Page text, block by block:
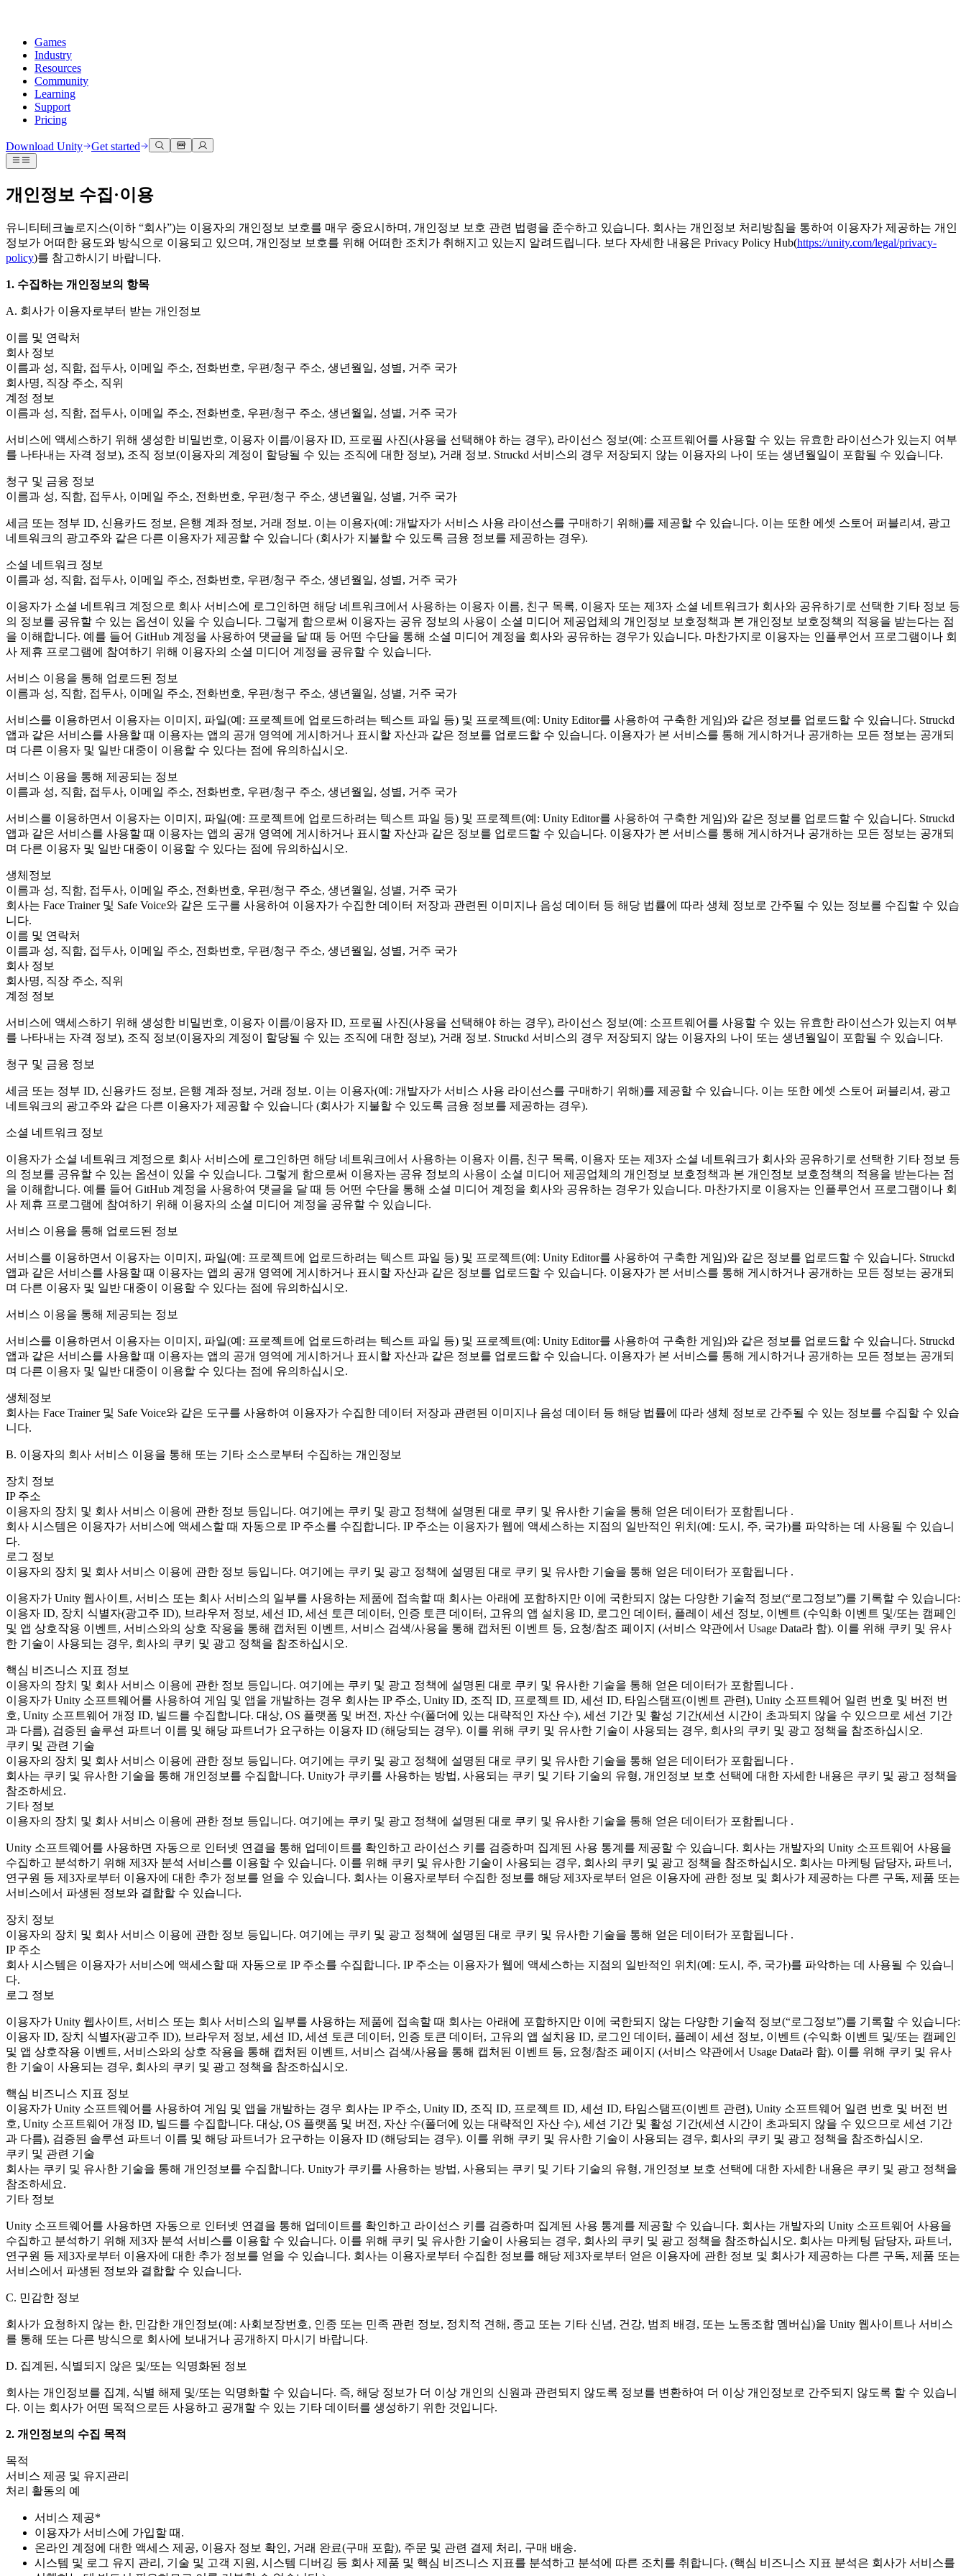
Games
Industry
Resources
Community
Learning
Support
Pricing
Unity Engine
Collaborate and iterate quickly with your team
Download Unity
Plans and pricing
Deploy
Multiplatform
LiveOps
Post-launch insights and live game ops
Grow
User acquisition
Get discovered and acquire mobile users
In-App Purchase
Manage IAP across stores and D2C
Monetization
Advertise with Unity
Monetize with Unity
Use cases
Mobile Games
Build & grow mobile hits with Unity
Indie Games
Ship big games with small teams
XR Games
Multiplayer Games
3D collaboration
Train in immersive environments
Customer experiences
Create interactive 3D experiences
Industries
Manufacturing
Retail
Transform in-store experiences into online ones
Automotive
Boost innovation and in-car experiences
See all industries
Documentation
Official user manuals and API references
Developer tools
Release versions and issue tracker
Roadmap
Review upcoming features
Glossary
Library of technical terms
Insights
Case studies
Real-world success stories
Best practice guides
Expert tips and tricks
Demos
Demos, samples, and building blocks
All resources
What's new
Blog
Updates, information, and technical tips
News
News, stories, and press center
Discussions
Discuss, problem-solve, and connect
Events
Global and local events
Community stories
Made with Unity
Showcasing Unity creators
Livestreams
Join devs, creators, and insiders
Unity Awards
Celebrating Unity creators worldwide
Unity Learn
Level up your team with Unity trainers
New to Unity
Getting started
Kickstart your learning
Unity Essential Pathways
How-to Guides
Actionable tips and best practices
Education
For students
Kickstart your career
For educators
Supercharge your teaching
Education Grant License
Certifications
Get help
Reach your goals faster with expert support
FAQ
Answers to common questions
Connect with our team
Download Unity Get started
개인정보 수집·이용
유니티테크놀로지스(이하 “회사”)는 이용자의 개인정보 보호를 매우 중요시하며, 개인정보 보호 관련 법령을 준수하고 있습니다. 회사는 개인정보 처리방침을 통하여 이용자가 제공하는 개인
정보가 어떠한 용도와 방식으로 이용되고 있으며, 개인정보 보호를 위해 어떠한 조치가 취해지고 있는지 알려드립니다. 보다 자세한 내용은 Privacy Policy Hub(https://unity.com/legal/privacy-
policy)를 참고하시기 바랍니다.
1. 수집하는 개인정보의 항목
A. 회사가 이용자로부터 받는 개인정보
이름 및 연락처
회사 정보
이름과 성, 직함, 접두사, 이메일 주소, 전화번호, 우편/청구 주소, 생년월일, 성별, 거주 국가
회사명, 직장 주소, 직위
계정 정보
이름과 성, 직함, 접두사, 이메일 주소, 전화번호, 우편/청구 주소, 생년월일, 성별, 거주 국가
서비스에 액세스하기 위해 생성한 비밀번호, 이용자 이름/이용자 ID, 프로필 사진(사용을 선택해야 하는 경우), 라이선스 정보(예: 소프트웨어를 사용할 수 있는 유효한 라이선스가 있는지 여부
를 나타내는 자격 정보), 조직 정보(이용자의 계정이 할당될 수 있는 조직에 대한 정보), 거래 정보. Struckd 서비스의 경우 저장되지 않는 이용자의 나이 또는 생년월일이 포함될 수 있습니다.
청구 및 금융 정보
이름과 성, 직함, 접두사, 이메일 주소, 전화번호, 우편/청구 주소, 생년월일, 성별, 거주 국가
세금 또는 정부 ID, 신용카드 정보, 은행 계좌 정보, 거래 정보. 이는 이용자(예: 개발자가 서비스 사용 라이선스를 구매하기 위해)를 제공할 수 있습니다. 이는 또한 에셋 스토어 퍼블리셔, 광고
네트워크의 광고주와 같은 다른 이용자가 제공할 수 있습니다 (회사가 지불할 수 있도록 금융 정보를 제공하는 경우).
소셜 네트워크 정보
이름과 성, 직함, 접두사, 이메일 주소, 전화번호, 우편/청구 주소, 생년월일, 성별, 거주 국가
이용자가 소셜 네트워크 계정으로 회사 서비스에 로그인하면 해당 네트워크에서 사용하는 이용자 이름, 친구 목록, 이용자 또는 제3자 소셜 네트워크가 회사와 공유하기로 선택한 기타 정보 등
의 정보를 공유할 수 있는 옵션이 있을 수 있습니다. 그렇게 함으로써 이용자는 공유 정보의 사용이 소셜 미디어 제공업체의 개인정보 보호정책과 본 개인정보 보호정책의 적용을 받는다는 점
을 이해합니다. 예를 들어 GitHub 계정을 사용하여 댓글을 달 때 등 어떤 수단을 통해 소셜 미디어 계정을 회사와 공유하는 경우가 있습니다. 마찬가지로 이용자는 인플루언서 프로그램이나 회
사 제휴 프로그램에 참여하기 위해 이용자의 소셜 미디어 계정을 공유할 수 있습니다.
서비스 이용을 통해 업로드된 정보
이름과 성, 직함, 접두사, 이메일 주소, 전화번호, 우편/청구 주소, 생년월일, 성별, 거주 국가
서비스를 이용하면서 이용자는 이미지, 파일(예: 프로젝트에 업로드하려는 텍스트 파일 등) 및 프로젝트(예: Unity Editor를 사용하여 구축한 게임)와 같은 정보를 업로드할 수 있습니다. Struckd
앱과 같은 서비스를 사용할 때 이용자는 앱의 공개 영역에 게시하거나 표시할 자산과 같은 정보를 업로드할 수 있습니다. 이용자가 본 서비스를 통해 게시하거나 공개하는 모든 정보는 공개되
며 다른 이용자 및 일반 대중이 이용할 수 있다는 점에 유의하십시오.
서비스 이용을 통해 제공되는 정보
이름과 성, 직함, 접두사, 이메일 주소, 전화번호, 우편/청구 주소, 생년월일, 성별, 거주 국가
서비스를 이용하면서 이용자는 이미지, 파일(예: 프로젝트에 업로드하려는 텍스트 파일 등) 및 프로젝트(예: Unity Editor를 사용하여 구축한 게임)와 같은 정보를 업로드할 수 있습니다. Struckd
앱과 같은 서비스를 사용할 때 이용자는 앱의 공개 영역에 게시하거나 표시할 자산과 같은 정보를 업로드할 수 있습니다. 이용자가 본 서비스를 통해 게시하거나 공개하는 모든 정보는 공개되
며 다른 이용자 및 일반 대중이 이용할 수 있다는 점에 유의하십시오.
생체정보
이름과 성, 직함, 접두사, 이메일 주소, 전화번호, 우편/청구 주소, 생년월일, 성별, 거주 국가
회사는 Face Trainer 및 Safe Voice와 같은 도구를 사용하여 이용자가 수집한 데이터 저장과 관련된 이미지나 음성 데이터 등 해당 법률에 따라 생체 정보로 간주될 수 있는 정보를 수집할 수 있습
니다.
이름 및 연락처
이름과 성, 직함, 접두사, 이메일 주소, 전화번호, 우편/청구 주소, 생년월일, 성별, 거주 국가
회사 정보
회사명, 직장 주소, 직위
계정 정보
서비스에 액세스하기 위해 생성한 비밀번호, 이용자 이름/이용자 ID, 프로필 사진(사용을 선택해야 하는 경우), 라이선스 정보(예: 소프트웨어를 사용할 수 있는 유효한 라이선스가 있는지 여부
를 나타내는 자격 정보), 조직 정보(이용자의 계정이 할당될 수 있는 조직에 대한 정보), 거래 정보. Struckd 서비스의 경우 저장되지 않는 이용자의 나이 또는 생년월일이 포함될 수 있습니다.
청구 및 금융 정보
세금 또는 정부 ID, 신용카드 정보, 은행 계좌 정보, 거래 정보. 이는 이용자(예: 개발자가 서비스 사용 라이선스를 구매하기 위해)를 제공할 수 있습니다. 이는 또한 에셋 스토어 퍼블리셔, 광고
네트워크의 광고주와 같은 다른 이용자가 제공할 수 있습니다 (회사가 지불할 수 있도록 금융 정보를 제공하는 경우).
소셜 네트워크 정보
이용자가 소셜 네트워크 계정으로 회사 서비스에 로그인하면 해당 네트워크에서 사용하는 이용자 이름, 친구 목록, 이용자 또는 제3자 소셜 네트워크가 회사와 공유하기로 선택한 기타 정보 등
의 정보를 공유할 수 있는 옵션이 있을 수 있습니다. 그렇게 함으로써 이용자는 공유 정보의 사용이 소셜 미디어 제공업체의 개인정보 보호정책과 본 개인정보 보호정책의 적용을 받는다는 점
을 이해합니다. 예를 들어 GitHub 계정을 사용하여 댓글을 달 때 등 어떤 수단을 통해 소셜 미디어 계정을 회사와 공유하는 경우가 있습니다. 마찬가지로 이용자는 인플루언서 프로그램이나 회
사 제휴 프로그램에 참여하기 위해 이용자의 소셜 미디어 계정을 공유할 수 있습니다.
서비스 이용을 통해 업로드된 정보
서비스를 이용하면서 이용자는 이미지, 파일(예: 프로젝트에 업로드하려는 텍스트 파일 등) 및 프로젝트(예: Unity Editor를 사용하여 구축한 게임)와 같은 정보를 업로드할 수 있습니다. Struckd
앱과 같은 서비스를 사용할 때 이용자는 앱의 공개 영역에 게시하거나 표시할 자산과 같은 정보를 업로드할 수 있습니다. 이용자가 본 서비스를 통해 게시하거나 공개하는 모든 정보는 공개되
며 다른 이용자 및 일반 대중이 이용할 수 있다는 점에 유의하십시오.
서비스 이용을 통해 제공되는 정보
서비스를 이용하면서 이용자는 이미지, 파일(예: 프로젝트에 업로드하려는 텍스트 파일 등) 및 프로젝트(예: Unity Editor를 사용하여 구축한 게임)와 같은 정보를 업로드할 수 있습니다. Struckd
앱과 같은 서비스를 사용할 때 이용자는 앱의 공개 영역에 게시하거나 표시할 자산과 같은 정보를 업로드할 수 있습니다. 이용자가 본 서비스를 통해 게시하거나 공개하는 모든 정보는 공개되
며 다른 이용자 및 일반 대중이 이용할 수 있다는 점에 유의하십시오.
생체정보
회사는 Face Trainer 및 Safe Voice와 같은 도구를 사용하여 이용자가 수집한 데이터 저장과 관련된 이미지나 음성 데이터 등 해당 법률에 따라 생체 정보로 간주될 수 있는 정보를 수집할 수 있습
니다.
B. 이용자의 회사 서비스 이용을 통해 또는 기타 소스로부터 수집하는 개인정보
장치 정보
IP 주소
이용자의 장치 및 회사 서비스 이용에 관한 정보 등입니다. 여기에는 쿠키 및 광고 정책에 설명된 대로 쿠키 및 유사한 기술을 통해 얻은 데이터가 포함됩니다 .
회사 시스템은 이용자가 서비스에 액세스할 때 자동으로 IP 주소를 수집합니다. IP 주소는 이용자가 웹에 액세스하는 지점의 일반적인 위치(예: 도시, 주, 국가)를 파악하는 데 사용될 수 있습니
다.
로그 정보
이용자의 장치 및 회사 서비스 이용에 관한 정보 등입니다. 여기에는 쿠키 및 광고 정책에 설명된 대로 쿠키 및 유사한 기술을 통해 얻은 데이터가 포함됩니다 .
이용자가 Unity 웹사이트, 서비스 또는 회사 서비스의 일부를 사용하는 제품에 접속할 때 회사는 아래에 포함하지만 이에 국한되지 않는 다양한 기술적 정보(“로그정보”)를 기록할 수 있습니다:
이용자 ID, 장치 식별자(광고주 ID), 브라우저 정보, 세션 ID, 세션 토큰 데이터, 인증 토큰 데이터, 고유의 앱 설치용 ID, 로그인 데이터, 플레이 세션 정보, 이벤트 (수익화 이벤트 및/또는 캠페인
및 앱 상호작용 이벤트, 서비스와의 상호 작용을 통해 캡처된 이벤트, 서비스 검색/사용을 통해 캡처된 이벤트 등, 요청/참조 페이지 (서비스 약관에서 Usage Data라 함). 이를 위해 쿠키 및 유사
한 기술이 사용되는 경우, 회사의 쿠키 및 광고 정책을 참조하십시오.
핵심 비즈니스 지표 정보
이용자의 장치 및 회사 서비스 이용에 관한 정보 등입니다. 여기에는 쿠키 및 광고 정책에 설명된 대로 쿠키 및 유사한 기술을 통해 얻은 데이터가 포함됩니다 .
이용자가 Unity 소프트웨어를 사용하여 게임 및 앱을 개발하는 경우 회사는 IP 주소, Unity ID, 조직 ID, 프로젝트 ID, 세션 ID, 타임스탬프(이벤트 관련), Unity 소프트웨어 일련 번호 및 버전 번
호, Unity 소프트웨어 개정 ID, 빌드를 수집합니다. 대상, OS 플랫폼 및 버전, 자산 수(폴더에 있는 대략적인 자산 수), 세션 기간 및 활성 기간(세션 시간이 초과되지 않을 수 있으므로 세션 기간
과 다름), 검증된 솔루션 파트너 이름 및 해당 파트너가 요구하는 이용자 ID (해당되는 경우). 이를 위해 쿠키 및 유사한 기술이 사용되는 경우, 회사의 쿠키 및 광고 정책을 참조하십시오.
쿠키 및 관련 기술
이용자의 장치 및 회사 서비스 이용에 관한 정보 등입니다. 여기에는 쿠키 및 광고 정책에 설명된 대로 쿠키 및 유사한 기술을 통해 얻은 데이터가 포함됩니다 .
회사는 쿠키 및 유사한 기술을 통해 개인정보를 수집합니다. Unity가 쿠키를 사용하는 방법, 사용되는 쿠키 및 기타 기술의 유형, 개인정보 보호 선택에 대한 자세한 내용은 쿠키 및 광고 정책을
참조하세요.
기타 정보
이용자의 장치 및 회사 서비스 이용에 관한 정보 등입니다. 여기에는 쿠키 및 광고 정책에 설명된 대로 쿠키 및 유사한 기술을 통해 얻은 데이터가 포함됩니다 .
Unity 소프트웨어를 사용하면 자동으로 인터넷 연결을 통해 업데이트를 확인하고 라이선스 키를 검증하며 집계된 사용 통계를 제공할 수 있습니다. 회사는 개발자의 Unity 소프트웨어 사용을
수집하고 분석하기 위해 제3자 분석 서비스를 이용할 수 있습니다. 이를 위해 쿠키 및 유사한 기술이 사용되는 경우, 회사의 쿠키 및 광고 정책을 참조하십시오. 회사는 마케팅 담당자, 파트너,
연구원 등 제3자로부터 이용자에 대한 추가 정보를 얻을 수 있습니다. 회사는 이용자로부터 수집한 정보를 해당 제3자로부터 얻은 이용자에 관한 정보 및 회사가 제공하는 다른 구독, 제품 또는
서비스에서 파생된 정보와 결합할 수 있습니다.
장치 정보
이용자의 장치 및 회사 서비스 이용에 관한 정보 등입니다. 여기에는 쿠키 및 광고 정책에 설명된 대로 쿠키 및 유사한 기술을 통해 얻은 데이터가 포함됩니다 .
IP 주소
회사 시스템은 이용자가 서비스에 액세스할 때 자동으로 IP 주소를 수집합니다. IP 주소는 이용자가 웹에 액세스하는 지점의 일반적인 위치(예: 도시, 주, 국가)를 파악하는 데 사용될 수 있습니
다.
로그 정보
이용자가 Unity 웹사이트, 서비스 또는 회사 서비스의 일부를 사용하는 제품에 접속할 때 회사는 아래에 포함하지만 이에 국한되지 않는 다양한 기술적 정보(“로그정보”)를 기록할 수 있습니다:
이용자 ID, 장치 식별자(광고주 ID), 브라우저 정보, 세션 ID, 세션 토큰 데이터, 인증 토큰 데이터, 고유의 앱 설치용 ID, 로그인 데이터, 플레이 세션 정보, 이벤트 (수익화 이벤트 및/또는 캠페인
및 앱 상호작용 이벤트, 서비스와의 상호 작용을 통해 캡처된 이벤트, 서비스 검색/사용을 통해 캡처된 이벤트 등, 요청/참조 페이지 (서비스 약관에서 Usage Data라 함). 이를 위해 쿠키 및 유사
한 기술이 사용되는 경우, 회사의 쿠키 및 광고 정책을 참조하십시오.
핵심 비즈니스 지표 정보
이용자가 Unity 소프트웨어를 사용하여 게임 및 앱을 개발하는 경우 회사는 IP 주소, Unity ID, 조직 ID, 프로젝트 ID, 세션 ID, 타임스탬프(이벤트 관련), Unity 소프트웨어 일련 번호 및 버전 번
호, Unity 소프트웨어 개정 ID, 빌드를 수집합니다. 대상, OS 플랫폼 및 버전, 자산 수(폴더에 있는 대략적인 자산 수), 세션 기간 및 활성 기간(세션 시간이 초과되지 않을 수 있으므로 세션 기간
과 다름), 검증된 솔루션 파트너 이름 및 해당 파트너가 요구하는 이용자 ID (해당되는 경우). 이를 위해 쿠키 및 유사한 기술이 사용되는 경우, 회사의 쿠키 및 광고 정책을 참조하십시오.
쿠키 및 관련 기술
회사는 쿠키 및 유사한 기술을 통해 개인정보를 수집합니다. Unity가 쿠키를 사용하는 방법, 사용되는 쿠키 및 기타 기술의 유형, 개인정보 보호 선택에 대한 자세한 내용은 쿠키 및 광고 정책을
참조하세요.
기타 정보
Unity 소프트웨어를 사용하면 자동으로 인터넷 연결을 통해 업데이트를 확인하고 라이선스 키를 검증하며 집계된 사용 통계를 제공할 수 있습니다. 회사는 개발자의 Unity 소프트웨어 사용을
수집하고 분석하기 위해 제3자 분석 서비스를 이용할 수 있습니다. 이를 위해 쿠키 및 유사한 기술이 사용되는 경우, 회사의 쿠키 및 광고 정책을 참조하십시오. 회사는 마케팅 담당자, 파트너,
연구원 등 제3자로부터 이용자에 대한 추가 정보를 얻을 수 있습니다. 회사는 이용자로부터 수집한 정보를 해당 제3자로부터 얻은 이용자에 관한 정보 및 회사가 제공하는 다른 구독, 제품 또는
서비스에서 파생된 정보와 결합할 수 있습니다.
C. 민감한 정보
회사가 요청하지 않는 한, 민감한 개인정보(예: 사회보장번호, 인종 또는 민족 관련 정보, 정치적 견해, 종교 또는 기타 신념, 건강, 범죄 배경, 또는 노동조합 멤버십)을 Unity 웹사이트나 서비스
를 통해 또는 다른 방식으로 회사에 보내거나 공개하지 마시기 바랍니다.
D. 집계된, 식별되지 않은 및/또는 익명화된 정보
회사는 개인정보를 집계, 식별 해제 및/또는 익명화할 수 있습니다. 즉, 해당 정보가 더 이상 개인의 신원과 관련되지 않도록 정보를 변환하여 더 이상 개인정보로 간주되지 않도록 할 수 있습니
다. 이는 회사가 어떤 목적으로든 사용하고 공개할 수 있는 기타 데이터를 생성하기 위한 것입니다.
2. 개인정보의 수집 목적
목적
서비스 제공 및 유지관리
처리 활동의 예
서비스 제공*
이용자가 서비스에 가입할 때.
온라인 계정에 대한 액세스 제공, 이용자 정보 확인, 거래 완료(구매 포함), 주문 및 관련 결제 처리, 구매 배송.
시스템 및 로그 유지 관리, 기술 및 고객 지원, 시스템 디버깅 등 회사 제품 및 핵심 비즈니스 지표를 분석하고 분석에 따른 조치를 취합니다. (핵심 비즈니스 지표 분석은 회사가 서비스를